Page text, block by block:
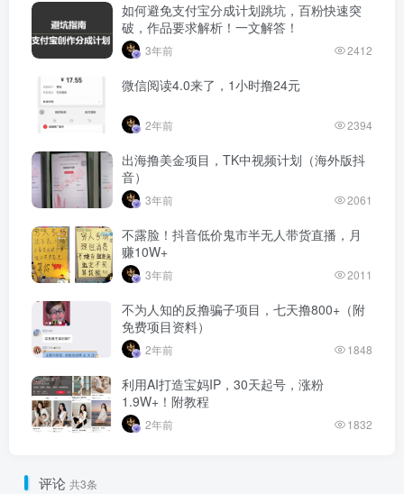
如何避免支付宝分成计划跳坑，百粉快速突
破，作品要求解析！一文解答！
3年前 2412
微信阅读4.0来了，1小时撸24元
2年前 2394
出海撸美金项目，TK中视频计划（海外版抖
音）
3年前 2061
不露脸！抖音低价鬼市半无人带货直播，月
赚10W+
3年前 2011
不为人知的反撸骗子项目，七天撸800+（附
免费项目资料）
2年前 1848
利用AI打造宝妈IP，30天起号，涨粉
1.9W+！附教程
2年前 1832
评论 共3条